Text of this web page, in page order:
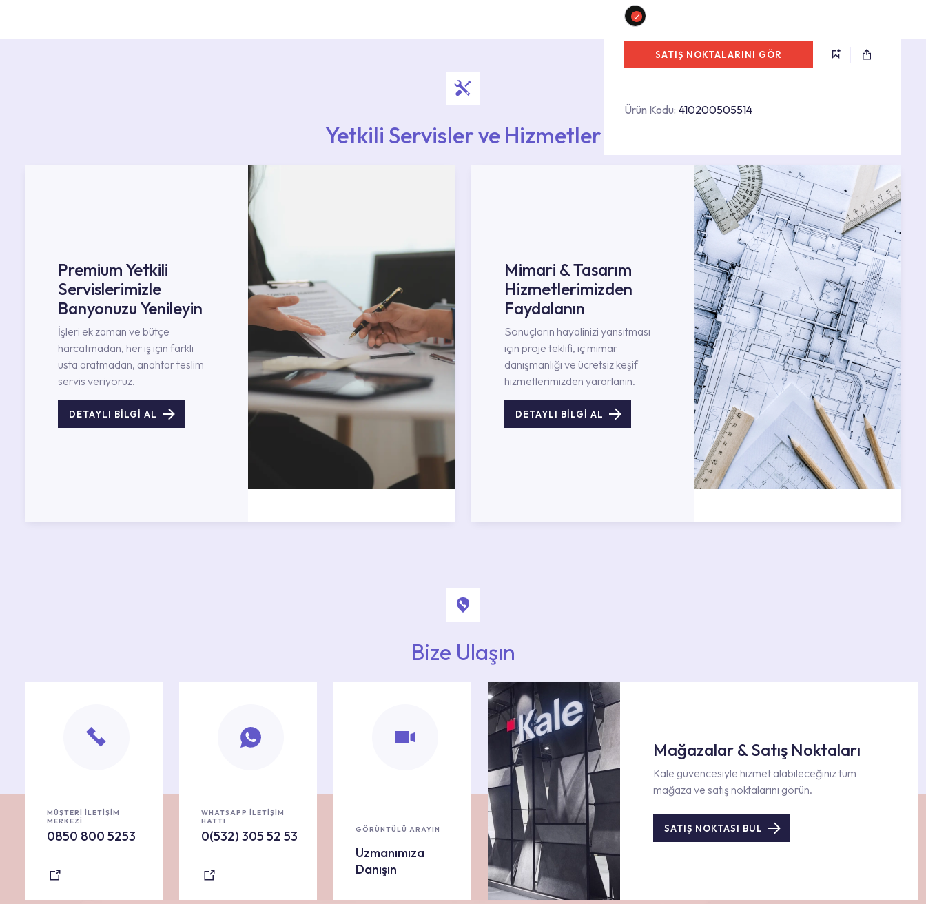
SATIŞ NOKTALARINI GÖR
Ürün Kodu: 410200505514
Yetkili Servisler ve Hizmetler
Premium Yetkili
Servislerimizle
Banyonuzu Yenileyin
İşleri ek zaman ve bütçe
harcatmadan, her iş için farklı
usta aratmadan, anahtar teslim
servis veriyoruz.
DETAYLI BİLGİ AL
Mimari & Tasarım
Hizmetlerimizden
Faydalanın
Sonuçların hayalinizi yansıtması
için proje teklifi, iç mimar
danışmanlığı ve ücretsiz keşif
hizmetlerimizden yararlanın.
DETAYLI BİLGİ AL
Bize Ulaşın
MÜŞTERİ İLETİŞİM
MERKEZİ
0850 800 5253
WHATSAPP İLETİŞİM
HATTI
0(532) 305 52 53 GÖRÜNTÜLÜ ARAYIN
Uzmanımıza
Danışın
Mağazalar & Satış Noktaları
Kale güvencesiyle hizmet alabileceğiniz tüm
mağaza ve satış noktalarını görün.
SATIŞ NOKTASI BUL